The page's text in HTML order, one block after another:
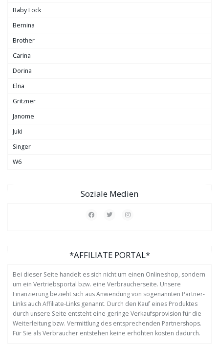
Baby Lock
Bernina
Brother
Carina
Dorina
Elna
Gritzner
Janome
Juki
Singer
W6
Soziale Medien
*AFFILIATE PORTAL*
Bei dieser Seite handelt es sich nicht um einen Onlineshop, sondern
um ein Vertriebsportal bzw. eine Verbraucherseite. Unsere
Finanzierung bezieht sich aus Anwendung von sogenannten Partner-
Links auch Affiliate-Links genannt. Durch den Kauf eines Produktes
durch unsere Seite entsteht eine geringe Verkaufsprovision für die
Weiterleitung bzw. Vermittlung des entsprechenden Partnershops.
Für Sie als Verbraucher entstehen keine erhöhten kosten dadurch.